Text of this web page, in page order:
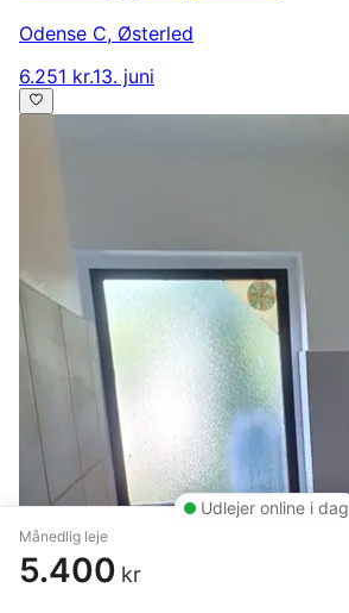
Udlejer online i dag
Månedlig leje
5.400 kr
Odense C, Østerled
6.251 kr.13. juni